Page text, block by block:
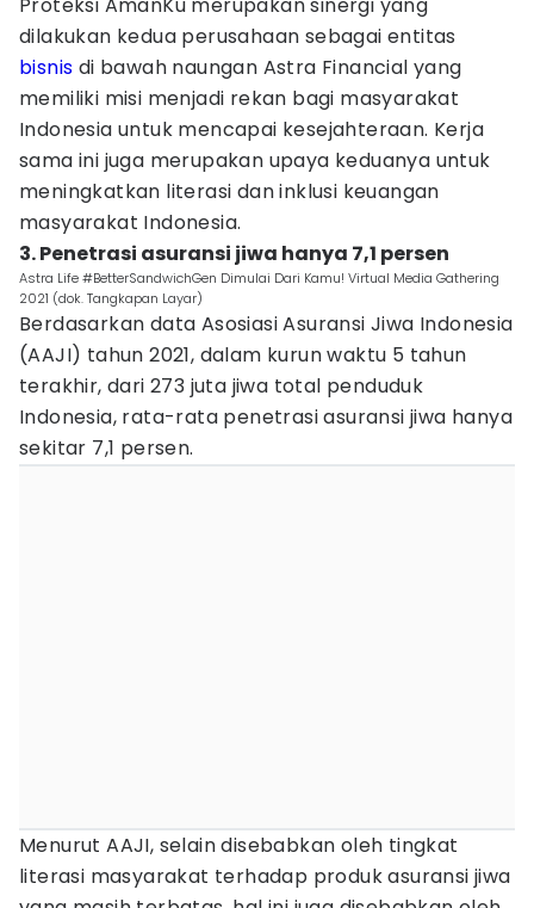
dilakukan kedua perusahaan sebagai entitas
bisnis di bawah naungan Astra Financial yang
memiliki misi menjadi rekan bagi masyarakat
Indonesia untuk mencapai kesejahteraan. Kerja
sama ini juga merupakan upaya keduanya untuk
meningkatkan literasi dan inklusi keuangan
masyarakat Indonesia.
3. Penetrasi asuransi jiwa hanya 7,1 persen
Astra Life #BetterSandwichGen Dimulai Dari Kamu! Virtual Media Gathering
2021 (dok. Tangkapan Layar)
Berdasarkan data Asosiasi Asuransi Jiwa Indonesia
(AAJI) tahun 2021, dalam kurun waktu 5 tahun
terakhir, dari 273 juta jiwa total penduduk
Indonesia, rata-rata penetrasi asuransi jiwa hanya
sekitar 7,1 persen.
Menurut AAJI, selain disebabkan oleh tingkat
literasi masyarakat terhadap produk asuransi jiwa